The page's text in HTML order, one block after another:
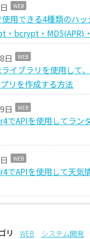
WEB
用できる4種類のハ
・bcrypt・MD5(APR)
日 WEB
イブラリを使用して
リを作成する方法
日 WEB
でAPIを使用してラン
WEB
でAPIを使用して天気
リ WEB システム開発